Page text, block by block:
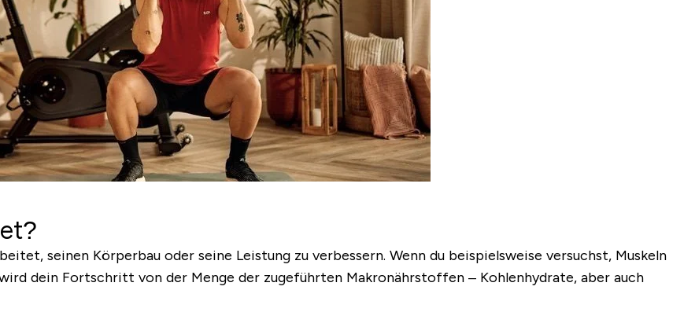
seinen Körperbau oder seine Leistung zu verbessern. Wenn du beispielsweise versuchst, Muskeln
dein Fortschritt von der Menge der zugeführten Makronährstoffen – Kohlenhydrate, aber auch